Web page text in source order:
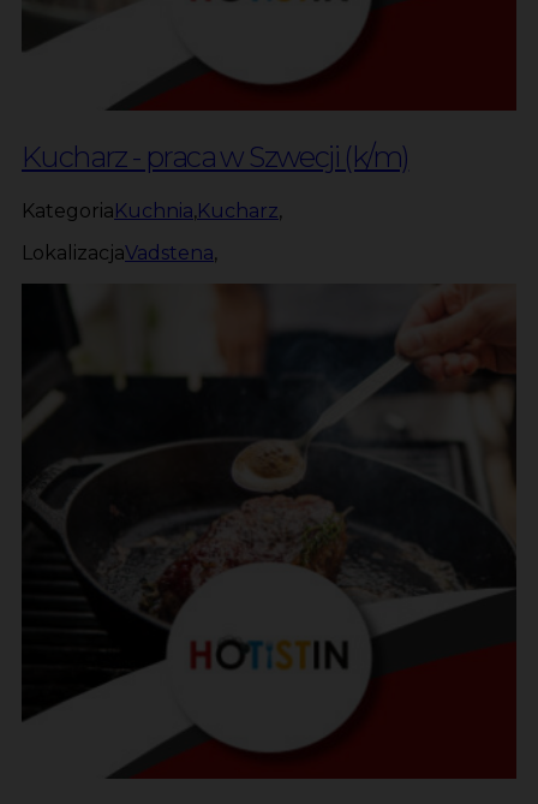
Kucharz - praca w Szwecji (k/m)
KategoriaKuchnia,Kucharz,
LokalizacjaVadstena,